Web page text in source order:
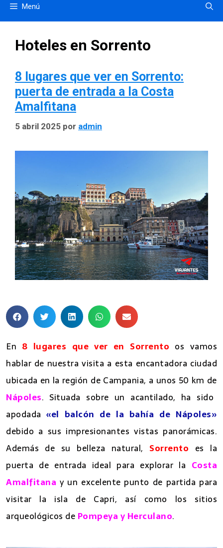
Menú
Hoteles en Sorrento
8 lugares que ver en Sorrento:
puerta de entrada a la Costa
Amalfitana
5 abril 2025 por admin
En 8 lugares que ver en Sorrento os vamos
hablar de nuestra visita a esta encantadora ciudad
ubicada en la región de Campania, a unos 50 km de
Nápoles. Situada sobre un acantilado, ha sido
apodada «el balcón de la bahía de Nápoles»
debido a sus impresionantes vistas panorámicas.
Además de su belleza natural, Sorrento es la
puerta de entrada ideal para explorar la Costa
Amalfitana y un excelente punto de partida para
visitar la isla de Capri, así como los sitios
arqueológicos de Pompeya y Herculano.